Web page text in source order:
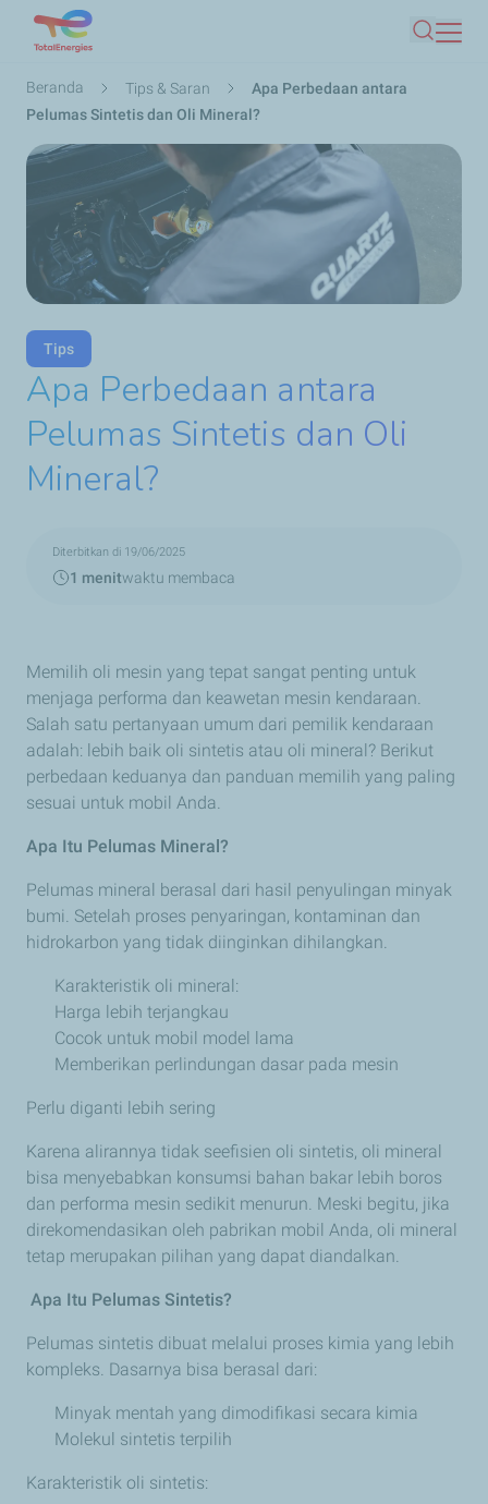
isi
utama
Mencari
Breadcrumb
Beranda Tips & Saran
Apa Perbedaan antara
Pelumas Sintetis dan Oli Mineral?
Tips
Apa Perbedaan antara
Pelumas Sintetis dan Oli
Mineral?
Diterbitkan di 19/06/2025
1 menitwaktu membaca
Memilih oli mesin yang tepat sangat penting untuk
menjaga performa dan keawetan mesin kendaraan.
Salah satu pertanyaan umum dari pemilik kendaraan
adalah: lebih baik oli sintetis atau oli mineral? Berikut
perbedaan keduanya dan panduan memilih yang paling
sesuai untuk mobil Anda.
Apa Itu Pelumas Mineral?
Pelumas mineral berasal dari hasil penyulingan minyak
bumi. Setelah proses penyaringan, kontaminan dan
hidrokarbon yang tidak diinginkan dihilangkan.
Karakteristik oli mineral:
Harga lebih terjangkau
Cocok untuk mobil model lama
Memberikan perlindungan dasar pada mesin
Perlu diganti lebih sering
Karena alirannya tidak seefisien oli sintetis, oli mineral
bisa menyebabkan konsumsi bahan bakar lebih boros
dan performa mesin sedikit menurun. Meski begitu, jika
direkomendasikan oleh pabrikan mobil Anda, oli mineral
tetap merupakan pilihan yang dapat diandalkan.
Apa Itu Pelumas Sintetis?
Pelumas sintetis dibuat melalui proses kimia yang lebih
kompleks. Dasarnya bisa berasal dari:
Minyak mentah yang dimodifikasi secara kimia
Molekul sintetis terpilih
Karakteristik oli sintetis: